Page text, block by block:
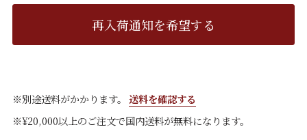
再入荷通知を希望する
※別途送料がかかります。 送料を確認する
※¥20,000以上のご注文で国内送料が無料になります。